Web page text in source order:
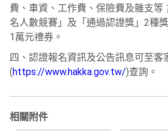
費、車資、工作費、保險費及雜支等
名人數競賽」及「通過認證獎」2種
1萬元禮券。
四、認證報名資訊及公告訊息可至客
(https://www.hakka.gov.tw/)查詢。
相關附件